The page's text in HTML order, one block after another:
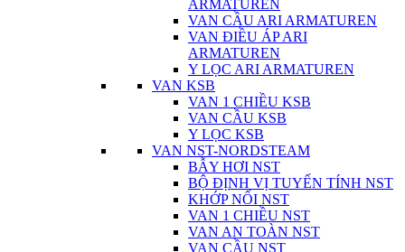
ARMATUREN
VAN CẦU ARI ARMATUREN
VAN ĐIỀU ÁP ARI
ARMATUREN
Y LỌC ARI ARMATUREN
VAN KSB
VAN 1 CHIỀU KSB
VAN CẦU KSB
Y LỌC KSB
VAN NST-NORDSTEAM
BẪY HƠI NST
BỘ ĐỊNH VỊ TUYẾN TÍNH NST
KHỚP NỐI NST
VAN 1 CHIỀU NST
VAN AN TOÀN NST
VAN CẦU NST